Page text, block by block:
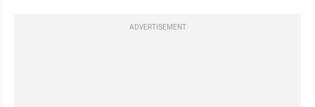
ADVERTISEMENT